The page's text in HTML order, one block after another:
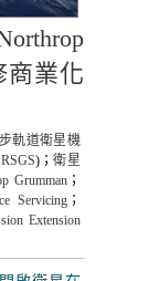
商業化
軌道衛星機
RSGS)；衛星
Grumman；
Servicing；
Extension